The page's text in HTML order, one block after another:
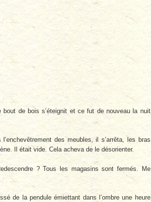
de bois s’éteignit et ce fut de nouveau la nuit
des meubles, il s’arrêta, les bras
Il était vide. Cela acheva de le désorienter.
? Tous les magasins sont fermés. Me
de la pendule émiettant dans l’ombre une heure